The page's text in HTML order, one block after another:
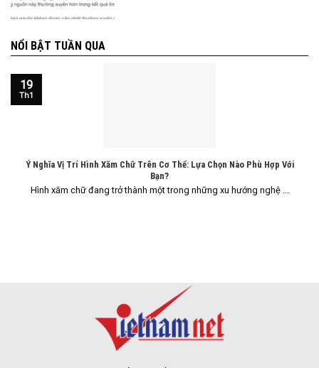
NỔI BẬT TUẦN QUA
Ý Nghĩa Vị Trí Hình Xăm Chữ Trên Cơ Thể: Lựa Chọn Nào Phù Hợp Với
Bạn?
Hình xăm chữ đang trở thành một trong những xu hướng nghệ ...
19
Th1